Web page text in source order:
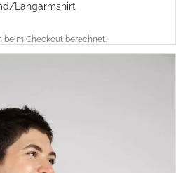
Langarmshirt
beim Checkout berechnet.